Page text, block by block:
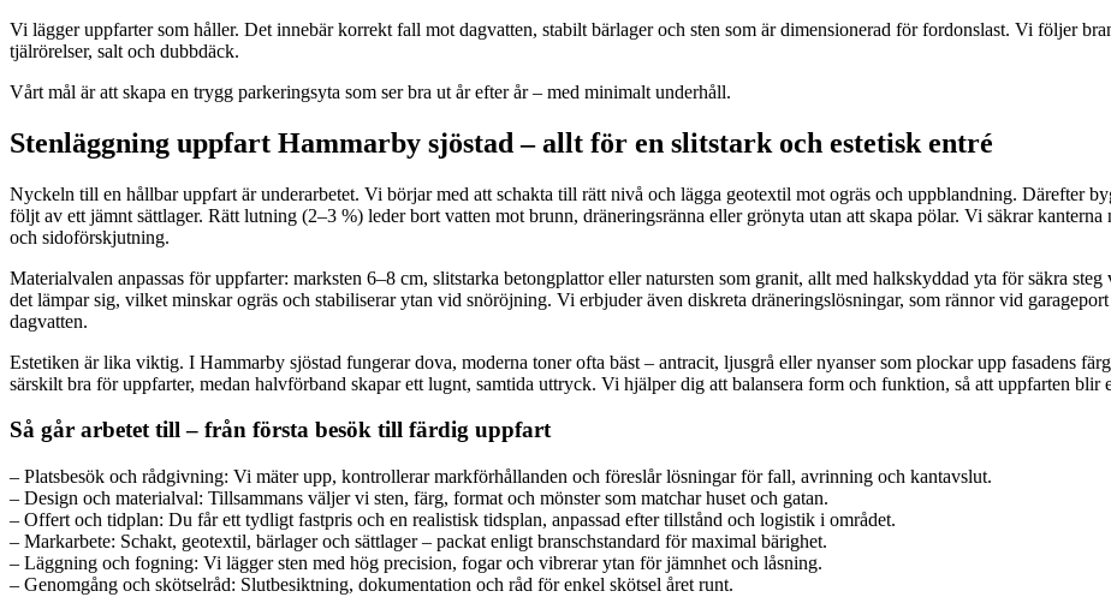
Vi lägger uppfarter som håller. Det innebär korrekt fall mot dagvatten, stabilt bärlager och sten som är dimensionerad för fordonslast. Vi följer
tjälrörelser, salt och dubbdäck.
Vårt mål är att skapa en trygg parkeringsyta som ser bra ut år efter år – med minimalt underhåll.
Stenläggning uppfart Hammarby sjöstad – allt för en slitstark och estetisk entré
Nyckeln till en hållbar uppfart är underarbetet. Vi börjar med att schakta till rätt nivå och lägga geotextil mot ogräs och uppblandning. Därefter
följt av ett jämnt sättlager. Rätt lutning (2–3 %) leder bort vatten mot brunn, dräneringsränna eller grönyta utan att skapa pölar. Vi säkrar
och sidoförskjutning.
Materialvalen anpassas för uppfarter: marksten 6–8 cm, slitstarka betongplattor eller natursten som granit, allt med halkskyddad yta för säkra
det lämpar sig, vilket minskar ogräs och stabiliserar ytan vid snöröjning. Vi erbjuder även diskreta dräneringslösningar, som rännor vid
dagvatten.
Estetiken är lika viktig. I Hammarby sjöstad fungerar dova, moderna toner ofta bäst – antracit, ljusgrå eller nyanser som plockar upp fasadens
särskilt bra för uppfarter, medan halvförband skapar ett lugnt, samtida uttryck. Vi hjälper dig att balansera form och funktion, så att uppfarten blir
Så går arbetet till – från första besök till färdig uppfart
– Platsbesök och rådgivning: Vi mäter upp, kontrollerar markförhållanden och föreslår lösningar för fall, avrinning och kantavslut.
– Design och materialval: Tillsammans väljer vi sten, färg, format och mönster som matchar huset och gatan.
– Offert och tidplan: Du får ett tydligt fastpris och en realistisk tidsplan, anpassad efter tillstånd och logistik i området.
– Markarbete: Schakt, geotextil, bärlager och sättlager – packat enligt branschstandard för maximal bärighet.
– Läggning och fogning: Vi lägger sten med hög precision, fogar och vibrerar ytan för jämnhet och låsning.
– Genomgång och skötselråd: Slutbesiktning, dokumentation och råd för enkel skötsel året runt.